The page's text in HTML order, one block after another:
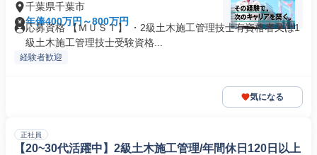
千葉県千葉市
年俸400万円～800万円
応募資格 【ＭＵＳＴ】 ・2級土木施工管理技士有資格者又は1
級土木施工管理技士受験資格...
経験者歓迎
気になる
正社員
【20~30代活躍中】2級土木施工管理/年間休日120日以上